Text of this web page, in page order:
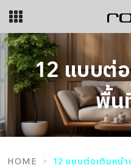
Skip
content
12 แบบต่
พื้น
HOME 12 แบบต่อเติมหน้